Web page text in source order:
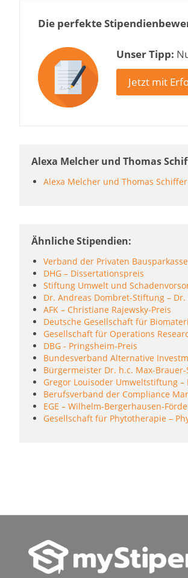
Die perfekte
Unser Tipp:
Jetzt mit
Alexa Melcher und Thomas
Alexa Melcher und Thomas
Ähnliche Stipendien
Verband der Privaten
DHG – Dissertationspreis
Stiftung Umwelt und
Dr. Andreas Dombret-Stiftung –
AFK – Christiane Rajewsky-Preis
Deutsche Gesellschaft für
Gesellschaft für Operations
DBG - Pringsheim-Preis
Bundesverband Alternative
Bürgermeister Dr. h.c. Max-
Gregor Louisoder Umweltstiftung
Berufsverband der Compliance
EGE – Wilhelm-Bergerhausen-
Gesellschaft für Phytotherapie –